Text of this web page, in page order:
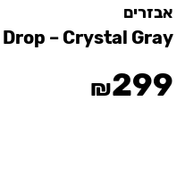
אבזרים
– Crystal Gray
₪299